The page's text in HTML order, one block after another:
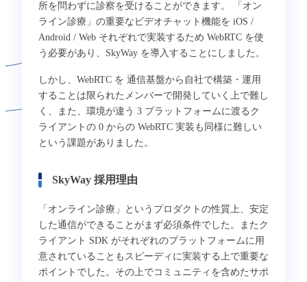
所を問わずに診察を受けることができます。 「オン
ライン診療」の重要なビデオチャット機能を iOS /
Android / Web それぞれで実装するため WebRTC を使
う必要があり、SkyWay を導入することにしました。
しかし、WebRTC を 通信基盤から自社で構築・運用
することは限られたメンバーで開発していく上で難し
く、また、環境が違う 3 プラットフォームに渡るク
ライアントの 0 からの WebRTC 実装も同様に難しい
という課題がありました。
SkyWay 採用理由
「オンライン診療」というプロダクトの性質上、安定
した通信ができることがまず必須条件でした。またク
ライアント SDK がそれぞれのプラットフォームに用
意されていることもスピーディに実装する上で重要な
ポイントでした。その上でコミュニティを含めたサポ